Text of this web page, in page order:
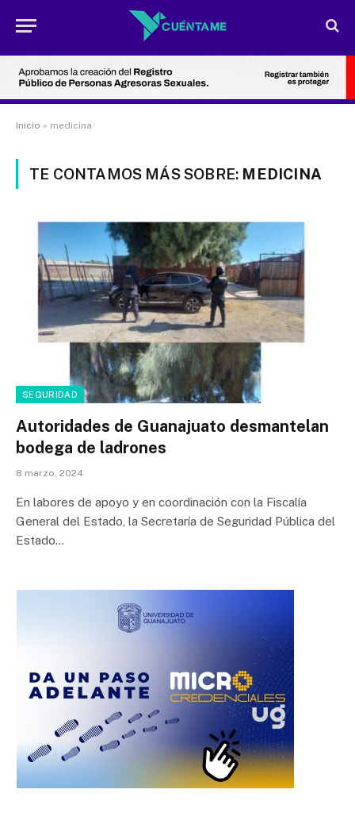
Inicio » medicina
TE CONTAMOS MÁS SOBRE: MEDICINA
SEGURIDAD
Autoridades de Guanajuato desmantelan
bodega de ladrones
8 marzo, 2024
En labores de apoyo y en coordinación con la Fiscalía
General del Estado, la Secretaría de Seguridad Pública del
Estado…